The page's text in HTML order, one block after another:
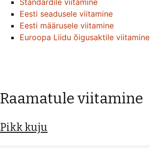
Standardile viitamine
Eesti seadusele viitamine
Eesti määrusele viitamine
Euroopa Liidu õigusaktile viitamine
Raamatule viitamine
Pikk kuju